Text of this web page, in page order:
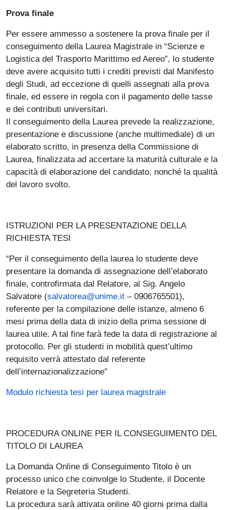
Prova finale
Per essere ammesso a sostenere la prova finale per il
conseguimento della Laurea Magistrale in “Scienze e
Logistica del Trasporto Marittimo ed Aereo”, lo studente
deve avere acquisito tutti i crediti previsti dal Manifesto
degli Studi, ad eccezione di quelli assegnati alla prova
finale, ed essere in regola con il pagamento delle tasse
e dei contributi universitari.
Il conseguimento della Laurea prevede la realizzazione,
presentazione e discussione (anche multimediale) di un
elaborato scritto, in presenza della Commissione di
Laurea, finalizzata ad accertare la maturità culturale e la
capacità di elaborazione del candidato, nonché la qualità
del lavoro svolto.
ISTRUZIONI PER LA PRESENTAZIONE DELLA
RICHIESTA TESI
“Per il conseguimento della laurea lo studente deve
presentare la domanda di assegnazione dell’elaborato
finale, controfirmata dal Relatore, al Sig. Angelo
Salvatore (salvatorea@unime.it – 0906765501),
referente per la compilazione delle istanze, almeno 6
mesi prima della data di inizio della prima sessione di
laurea utile. A tal fine farà fede la data di registrazione al
protocollo. Per gli studenti in mobilità quest’ultimo
requisito verrà attestato dal referente
dell’internazionalizzazione”
Modulo richiesta tesi per laurea magistrale
PROCEDURA ONLINE PER IL CONSEGUIMENTO DEL
TITOLO DI LAUREA
La Domanda Online di Conseguimento Titolo è un
processo unico che coinvolge lo Studente, il Docente
Relatore e la Segreteria Studenti.
La procedura sarà attivata online 40 giorni prima dalla